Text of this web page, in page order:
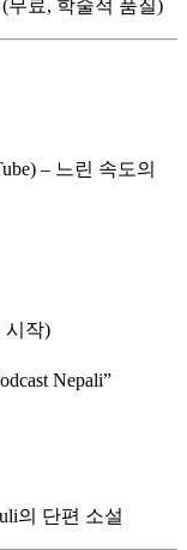
무료, 학술적 품질)
– 느린 속도의
시작)
Nepali”
의 단편 소설